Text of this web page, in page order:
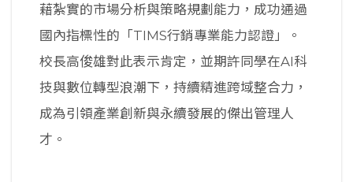
藉紮實的市場分析與策略規劃能力，成功通過
國內指標性的「TIMS行銷專業能力認證」。
校長高俊雄對此表示肯定，並期許同學在AI科
技與數位轉型浪潮下，持續精進跨域整合力，
成為引領產業創新與永續發展的傑出管理人
才。